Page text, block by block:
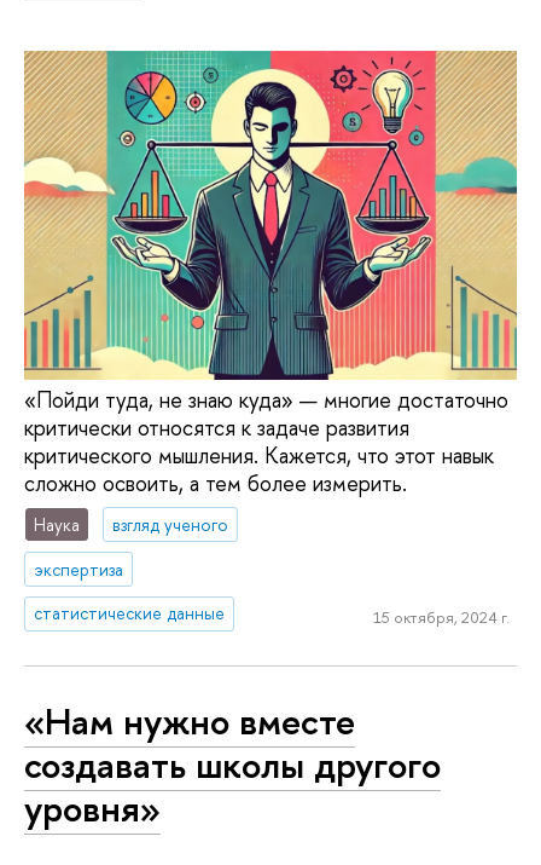
«Пойди туда, не знаю куда» — многие достаточно
критически относятся к задаче развития
критического мышления. Кажется, что этот навык
сложно освоить, а тем более измерить.
Наука
взгляд ученого
экспертиза
статистические данные
15 октября, 2024 г.
«Нам нужно вместе
создавать школы другого
уровня»